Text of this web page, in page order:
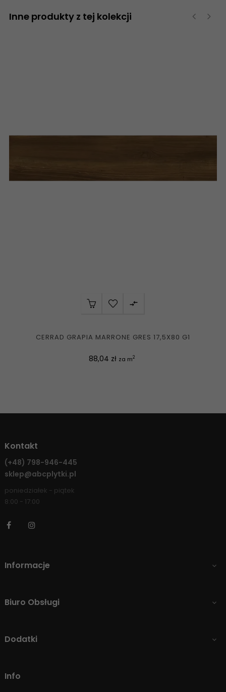
Inne produkty z tej kolekcji

CERRAD GRAPIA MARRONE GRES 17,5X80 G1
Cena
88,04 zł za m2
Kontakt
(+48) 798-946-445
sklep@abcplytki.pl
poniedziałek - piątek
8:00 - 17:00
Facebook
Informacje 
Biuro Obsługi 
Dodatki 
Info